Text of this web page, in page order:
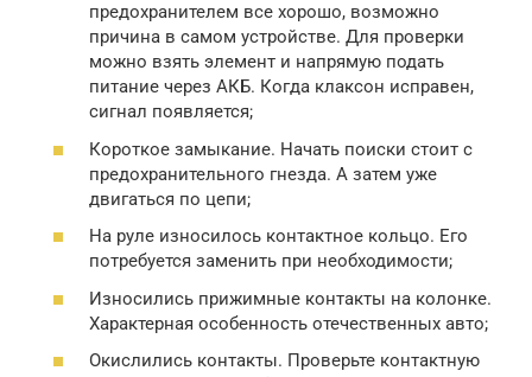
предохранителем все хорошо, возможно
причина в самом устройстве. Для проверки
можно взять элемент и напрямую подать
питание через АКБ. Когда клаксон исправен,
сигнал появляется;
Короткое замыкание. Начать поиски стоит с
предохранительного гнезда. А затем уже
двигаться по цепи;
На руле износилось контактное кольцо. Его
потребуется заменить при необходимости;
Износились прижимные контакты на колонке.
Характерная особенность отечественных авто;
Окислились контакты. Проверьте контактную